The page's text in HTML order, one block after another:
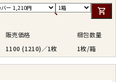
販売価格
梱包数量
1100 (1210)／1枚 1枚/箱